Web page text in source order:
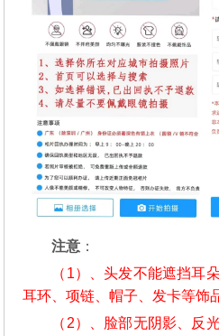
注意 ：
（1）、头发不能遮挡耳
耳环、项链、帽子、发卡等饰
（2）、脸部无阴影、反